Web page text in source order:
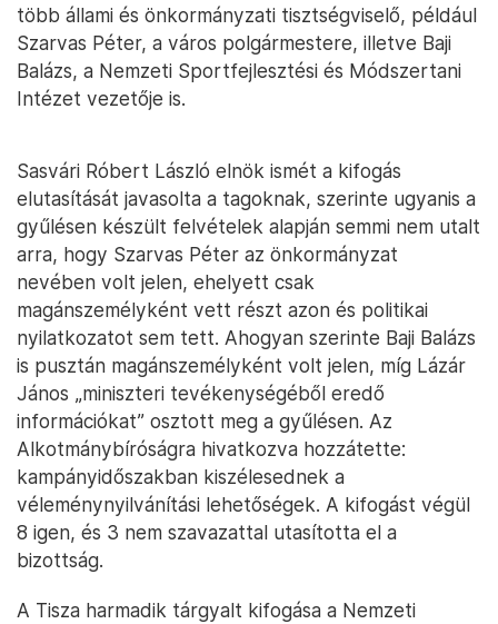
több állami és önkormányzati tisztségviselő, például
Szarvas Péter, a város polgármestere, illetve Baji
Balázs, a Nemzeti Sportfejlesztési és Módszertani
Intézet vezetője is.
Sasvári Róbert László elnök ismét a kifogás
elutasítását javasolta a tagoknak, szerinte ugyanis a
gyűlésen készült felvételek alapján semmi nem utalt
arra, hogy Szarvas Péter az önkormányzat
nevében volt jelen, ehelyett csak
magánszemélyként vett részt azon és politikai
nyilatkozatot sem tett. Ahogyan szerinte Baji Balázs
is pusztán magánszemélyként volt jelen, míg Lázár
János „miniszteri tevékenységéből eredő
információkat” osztott meg a gyűlésen. Az
Alkotmánybíróságra hivatkozva hozzátette:
kampányidőszakban kiszélesednek a
véleménynyilvánítási lehetőségek. A kifogást végül
8 igen, és 3 nem szavazattal utasította el a
bizottság.
A Tisza harmadik tárgyalt kifogása a Nemzeti